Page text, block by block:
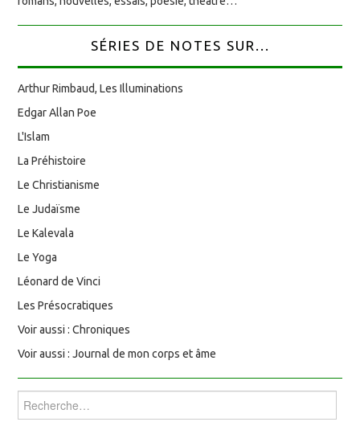
SÉRIES DE NOTES SUR...
Arthur Rimbaud, Les Illuminations
Edgar Allan Poe
L'Islam
La Préhistoire
Le Christianisme
Le Judaïsme
Le Kalevala
Le Yoga
Léonard de Vinci
Les Présocratiques
Voir aussi : Chroniques
Voir aussi : Journal de mon corps et âme
Rechercher :